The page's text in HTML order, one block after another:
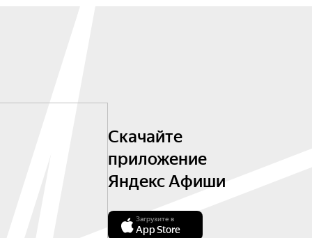
Скачайте
приложение
Яндекс Афиши
Загрузите в
App Store